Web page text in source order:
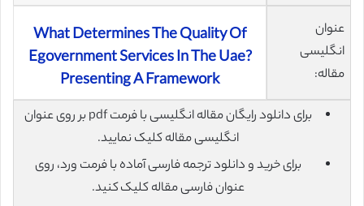
عنوان
انگلیسی
مقاله:
What Determines The Quality Of
Egovernment Services In The Uae?
Presenting A Framework
برای دانلود رایگان مقاله انگلیسی با فرمت pdf بر روی عنوان
انگلیسی مقاله کلیک نمایید.
برای خرید و دانلود ترجمه فارسی آماده با فرمت ورد، روی
عنوان فارسی مقاله کلیک کنید.